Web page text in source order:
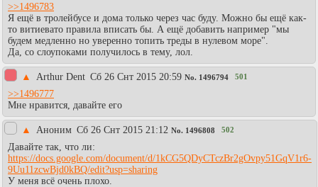
>>1496783
Я ещё в тролейбусе и дома только через час буду. Можно бы ещё как-
то витиевато правила вписать бы. А ещё добавить например "мы
будем медленно но уверенно топить треды в нулевом море".
Да, со слоупоками получилось в тему, лол.
▲ Arthur Dent Сб 26 Снт 2015 20:59 No. 1496794 501
>>1496777
Мне нравится, давайте его
▲ Аноним Сб 26 Снт 2015 21:12 No. 1496808 502
Давайте так, что ли:
https://docs.google.com/document/d/1kCG5QDyCTczBr2gOvpy51GqV1r6-
9Uu11zcwBjd0kBQ/edit?usp=sharing
У меня всё очень плохо.